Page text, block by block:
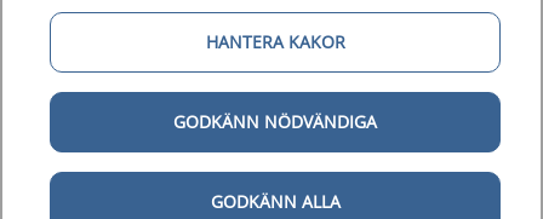
Om 1177 för vårdpersonal Om
Digital
HANTERA KAKOR
GODKÄNN NÖDVÄNDIGA
GODKÄNN ALLA